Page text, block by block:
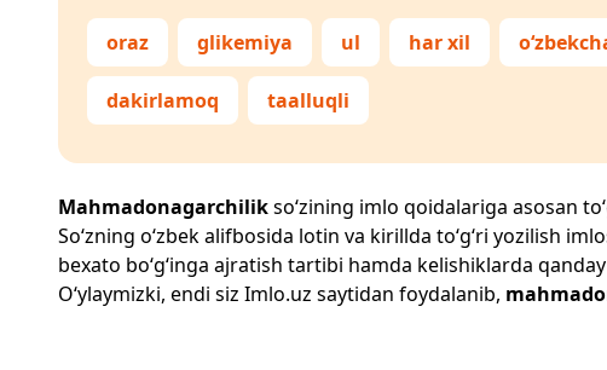
oraz glikemiya ul har xil
dakirlamoq taalluqli
Mahmadonagarchilikso‘zining imlo qoidalariga asosan
So‘zning o‘zbek alifbosida lotin va kirillda to‘g‘ri yozilish
bexato bo‘g‘inga ajratish tartibi hamda kelishiklarda
O‘ylaymizki, endi siz Imlo.uz saytidan foydalanib,